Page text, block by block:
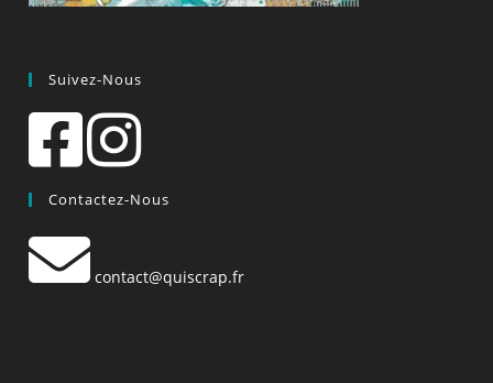
Suivez-Nous
Contactez-Nous
contact@quiscrap.fr